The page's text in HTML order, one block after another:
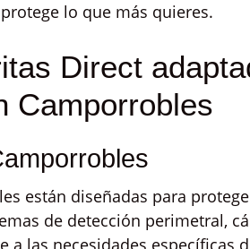
lo que más quieres.
Direct
Camporrobles
están diseñadas para
de detección perimetral,
a las necesidades específicas